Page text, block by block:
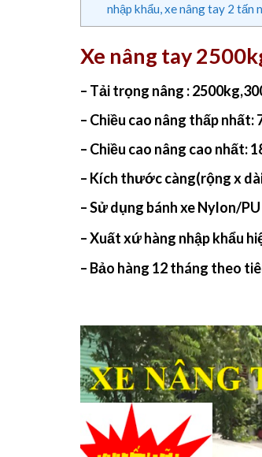
nhập khẩu, xe nâng tay 2 tấn
Xe nâng tay
– Tải trọng nâng :
– Chiều cao nâng thấp nhất:
– Chiều cao nâng cao nhất:
– Kích thước càng(rộng x
– Sử dụng bánh xe Nylon/
– Xuất xứ hàng nhập khẩu
– Bảo hàng 12 tháng theo